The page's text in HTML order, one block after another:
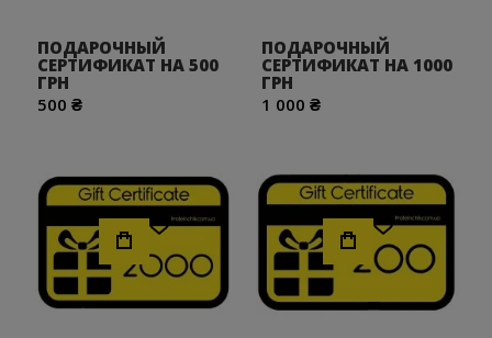
ПОДАРОЧНЫЙ
СЕРТИФИКАТ НА 500
ГРН
500 ₴
ПОДАРОЧНЫЙ
СЕРТИФИКАТ НА 1000
ГРН
1 000 ₴
Хочу! Хочу!